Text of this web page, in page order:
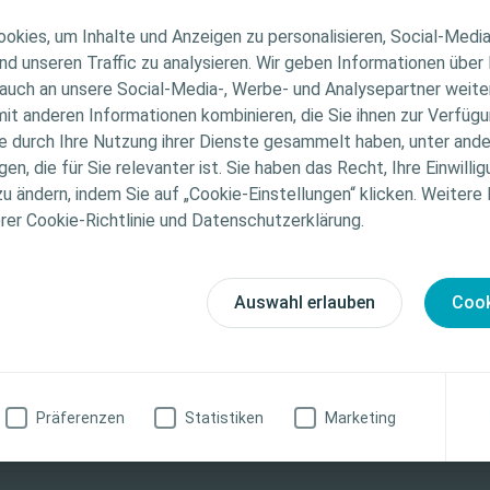
um Inhalte und Anzeigen zu personalisieren, Social-
unseren Traffic zu analysieren. Wir geben Informationen über
an unsere Social-Media-, Werbe- und Analysepartner
anderen Informationen kombinieren, die Sie ihnen zur
durch Ihre Nutzung ihrer Dienste gesammelt haben, unter
die für Sie relevanter ist. Sie haben das Recht, Ihre
ändern, indem Sie auf „Cookie-Einstellungen“ klicken.
Cookie-Richtlinie und Datenschutzerklärung.
Auswahl erlauben
Präferenzen Statistiken Marketing
HINWEIS
sich nur an medizinisches Fachpersonal. Der
Informations- und Fortbildungszwecke bestimmt.
medizinischen Rat. Die Verantwortung für die
liegt beim medizinischen Fachpersonal.
zu den vorgestellten Produkten, einschließlich
Nachher (Tag 32)